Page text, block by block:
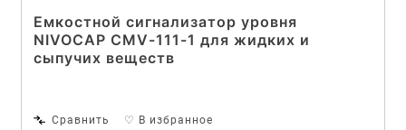
Емкостной сигнализатор уровня
NIVOCAP CMV-111-1 для жидких и
сыпучих веществ
Сравнить ♡ В избранное